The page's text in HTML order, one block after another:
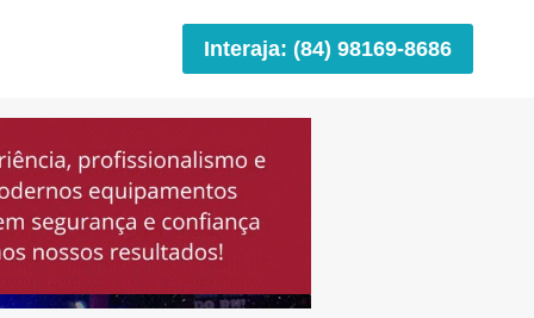
Interaja: (84) 98169-8686